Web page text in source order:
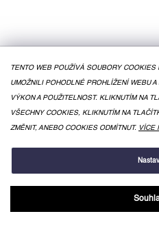
TENTO WEB POUŽÍVÁ SOUBORY COOKIES
UMOŽNILI POHODLNÉ PROHLÍŽENÍ WEBU
VÝKON A POUŽITELNOST. KLIKNUTÍM NA
VŠECHNY COOKIES, KLIKNUTÍM NA
ZMĚNIT, ANEBO COOKIES ODMÍTNUT. VÍCE